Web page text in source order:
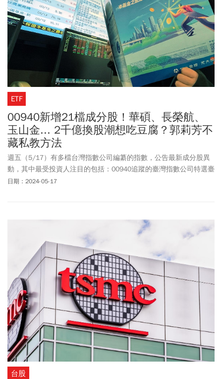
ETF
00940新增21檔成分股！華碩、長榮航、
玉山金... 2千億換股潮想吃豆腐？郭莉芳不
藏私教方法
週五（5/17）有多檔台灣指數公司編纂的指數，公告最新成分股異
動，其中最受投資人注目的包括：00940追蹤的臺灣指數公司特選臺
灣價值高息指數、00896追蹤的臺灣指數公司特選臺灣上市上櫃綠能
日期：2024-05-17
台股